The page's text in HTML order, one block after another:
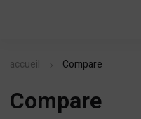
accueil Compare
Compare